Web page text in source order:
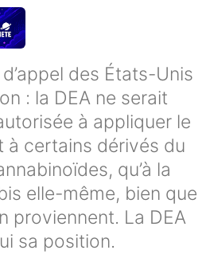
des États-Unis
: la DEA ne serait
à appliquer le
à certains dérivés du
qu’à la
elle-même, bien que
proviennent. La DEA
sa position.